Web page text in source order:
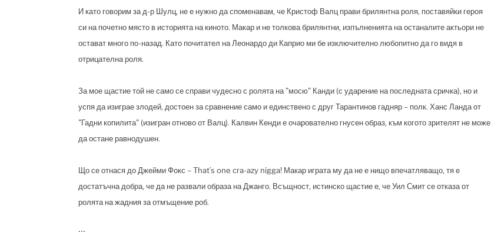
И като говорим за д-р Шулц, не е нужно да споменавам, че Кристоф Валц прави брилянтна роля, поставяйки героя
си на почетно място в историята на киното. Макар и не толкова брилянтни, изпълненията на останалите актьори не
остават много по-назад. Като почитател на Леонардо ди Каприо ми бе изключително любопитно да го видя в
отрицателна роля.
За мое щастие той не само се справи чудесно с ролята на "мосю" Канди (с ударение на последната сричка), но и
успя да изиграе злодей, достоен за сравнение само и единствено с друг Тарантинов гадняр – полк. Ханс Ланда от
"Гадни копилита" (изигран отново от Валц). Калвин Кенди е очарователно гнусен образ, към когото зрителят не може
да остане равнодушен.
Що се отнася до Джейми Фокс – That’s one cra-azy nigga! Макар играта му да не е нищо впечатляващо, тя е
достатъчна добра, че да не развали образа на Джанго. Всъщност, истинско щастие е, че Уил Смит се отказа от
ролята на жадния за отмъщение роб.